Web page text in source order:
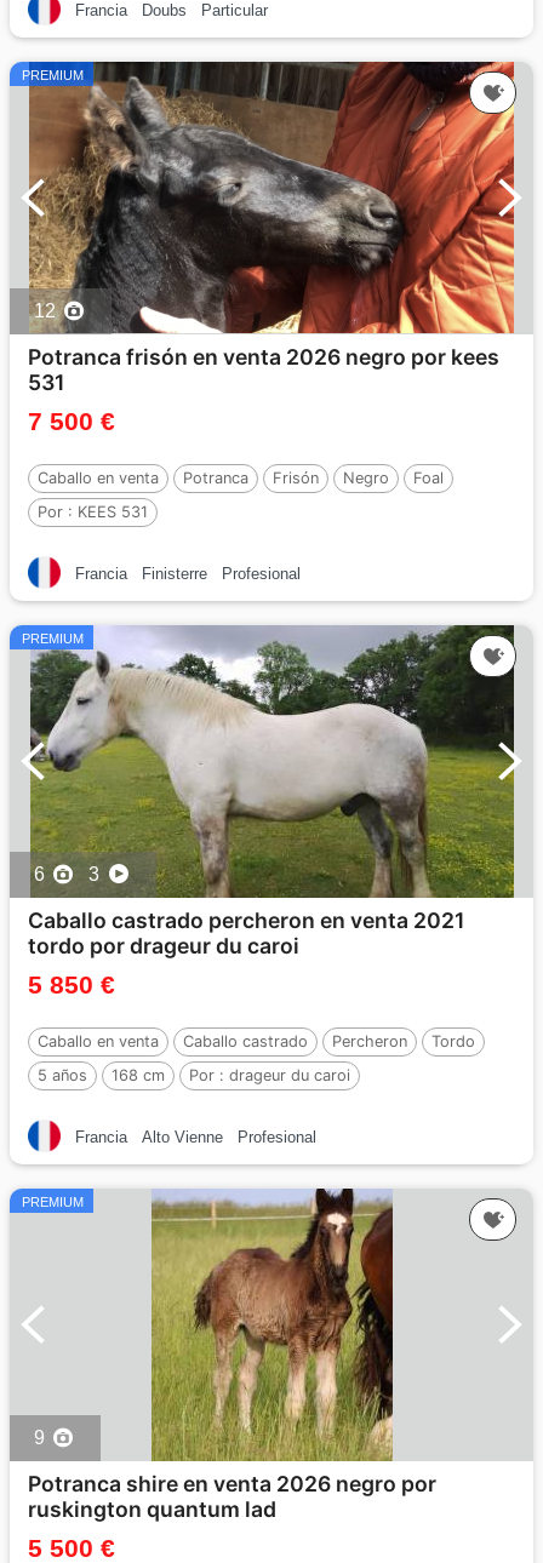
Francia Doubs Particular
PREMIUM
12
Potranca frisón en venta 2026 negro por kees
531
7 500 €
Caballo en venta Potranca Frisón Negro
Foal
Por : KEES 531
Francia Finisterre Profesional
PREMIUM
6 3
Caballo castrado percheron en venta 2021
tordo por drageur du caroi
5 850 €
Caballo en venta Caballo castrado Percheron
Tordo
5 años
168 cm Por : drageur du caroi
Francia Alto Vienne Profesional
PREMIUM
9
Potranca shire en venta 2026 negro por
ruskington quantum lad
5 500 €